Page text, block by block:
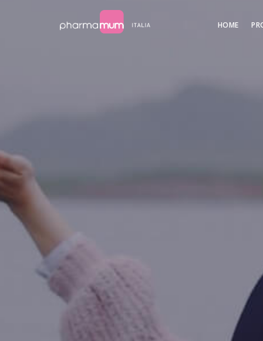
HOME